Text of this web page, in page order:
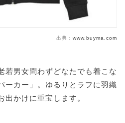
出典： www.buyma.com
若男女問わずどなたでも着こな
ーカー」。ゆるりとラフに羽織
出かけに重宝します。